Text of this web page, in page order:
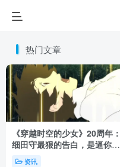
热门文章
《穿越时空的少女》20周年：
细田守最狠的告白，是逼你承
认有些夏天回不去了！
资讯